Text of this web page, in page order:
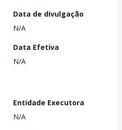
Data de divulgação
N/A
Data Efetiva
N/A
Entidade Executora
N/A